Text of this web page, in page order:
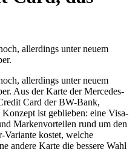
allerdings unter neuem
allerdings unter neuem
Aus der Karte der Mercedes-
Card der BW-Bank,
ist geblieben: eine Visa-
Markenvorteilen rund um den
Variante kostet, welche
andere Karte die bessere Wahl